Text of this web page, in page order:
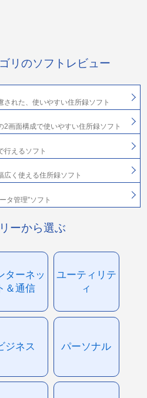
リのソフトレビュー
れた、使いやすい住所録ソフト
2画面構成で使いやすい住所録ソフト
行えるソフト
広く使える住所録ソフト
タ管理”ソフト
ーから選ぶ
ターネッ
＆通信
ユーティリテ
ィ
ジネス パーソナル